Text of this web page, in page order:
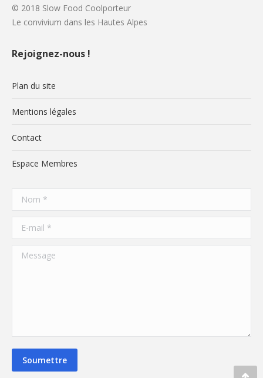
© 2018 Slow Food Coolporteur
Le convivium dans les Hautes Alpes
Rejoignez-nous !
Plan du site
Mentions légales
Contact
Espace Membres
Nom *
E-mail *
Message
Soumettre